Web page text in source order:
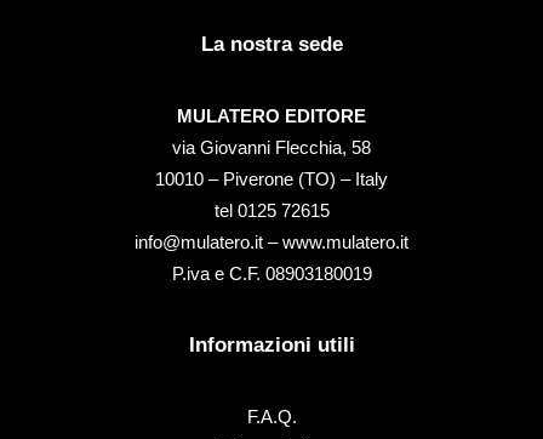
La nostra sede
MULATERO EDITORE
via Giovanni Flecchia, 58
10010 – Piverone (TO) – Italy
tel ‭0125 72615‬
info@mulatero.it –www.mulatero.it
P.iva e C.F. 08903180019
Informazioni utili
F.A.Q.